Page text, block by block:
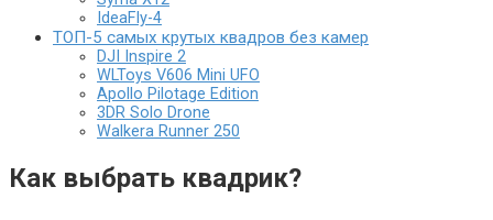
IdeaFly-4
ТОП-5 самых крутых квадров без камер
DJI Inspire 2
WLToys V606 Mini UFO
Apollo Pilotage Edition
3DR Solo Drone
Walkera Runner 250
Как выбрать квадрик?